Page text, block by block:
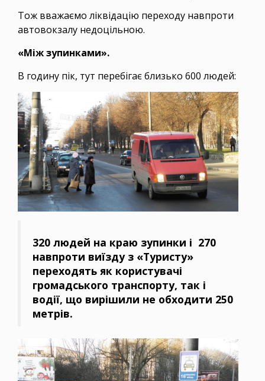
Тож вважаємо ліквідацію переходу навпроти
автовокзалу недоцільною.
«Між зупинками».
В годину пік, тут перебігає близько 600 людей:
320 людей на краю зупинки і 270
навпроти виїзду з «Туристу»
переходять як користувачі
громадського транспорту, так і
водії, що вирішили не обходити 250
метрів.